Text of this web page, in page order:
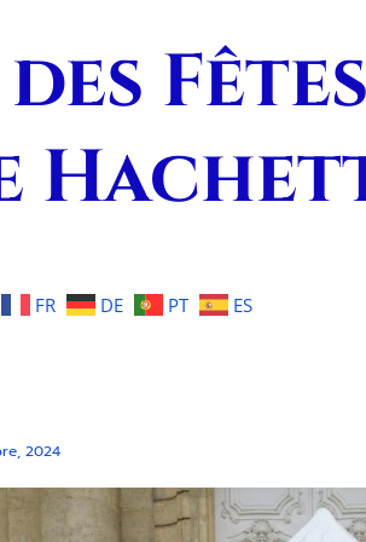
FR DE PT ES
2024